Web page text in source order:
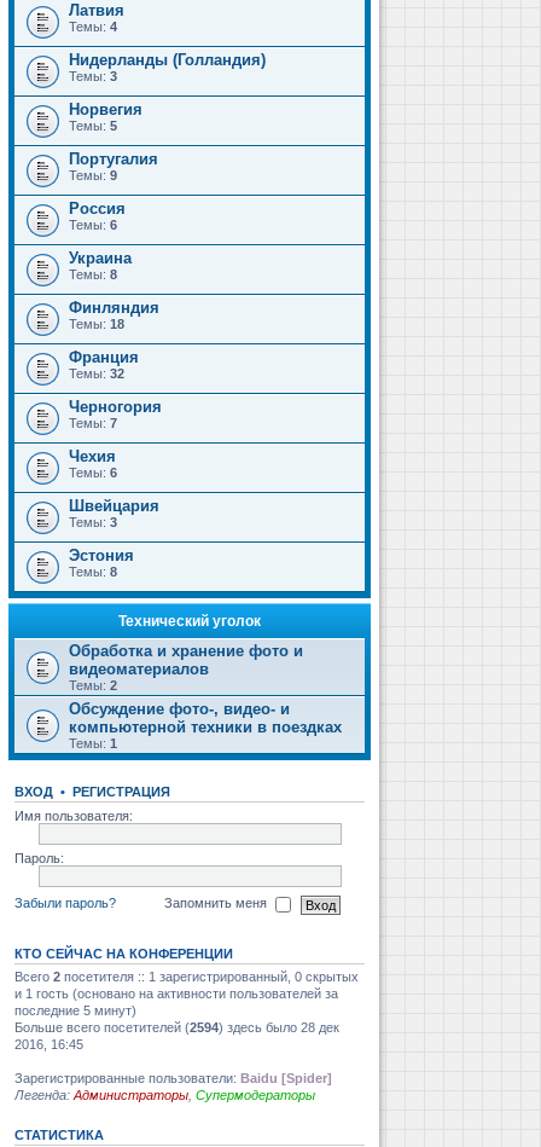
Латвия
Темы: 4
Нидерланды (Голландия)
Темы: 3
Норвегия
Темы: 5
Португалия
Темы: 9
Россия
Темы: 6
Украина
Темы: 8
Финляндия
Темы: 18
Франция
Темы: 32
Черногория
Темы: 7
Чехия
Темы: 6
Швейцария
Темы: 3
Эстония
Темы: 8
Технический уголок
Обработка и хранение фото и
видеоматериалов
Темы: 2
Обсуждение фото-, видео- и
компьютерной техники в поездках
Темы: 1
ВХОД • РЕГИСТРАЦИЯ
Имя пользователя:
Пароль:
Забыли пароль? Запомнить меня
КТО СЕЙЧАС НА КОНФЕРЕНЦИИ
Всего 2 посетителя :: 1 зарегистрированный, 0 скрытых
и 1 гость (основано на активности пользователей за
последние 5 минут)
Больше всего посетителей (2594) здесь было 28 дек
2016, 16:45
Зарегистрированные пользователи: Baidu [Spider]
Легенда: Администраторы Супермодераторы
СТАТИСТИКА